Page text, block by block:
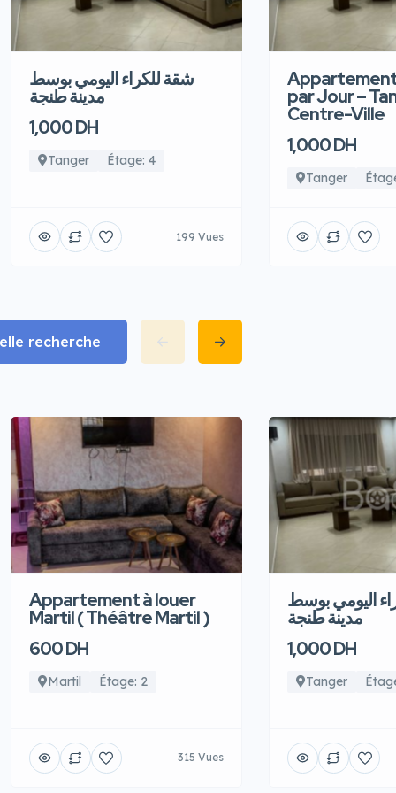
شقة للكراء اليومي بوسط
مدينة طنجة
1,000 DH
Tanger Étage: 4
199 Vues
par Jour –
Centre-Ville
1,000 DH
Tanger
recherche
Appartement à louer
Martil ( Théâtre Martil )
600 DH
Martil Étage: 2
315 Vues
اليومي بوسط
مدينة طنجة
1,000 DH
Tanger